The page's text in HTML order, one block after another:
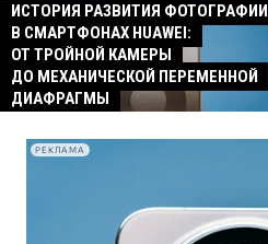
ИСТОРИЯ РАЗВИТИЯ ФОТОГРАФИИ
В СМАРТФОНАХ HUAWEI:
ОТ ТРОЙНОЙ КАМЕРЫ
ДО МЕХАНИЧЕСКОЙ ПЕРЕМЕННОЙ
ДИАФРАГМЫ
РЕКЛАМА